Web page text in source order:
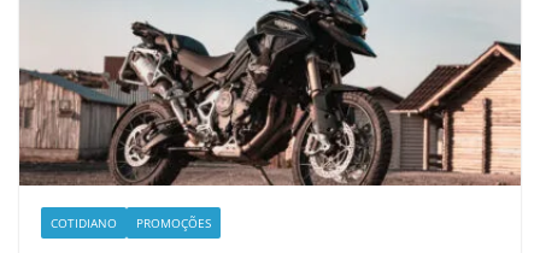
COTIDIANO PROMOÇÕES